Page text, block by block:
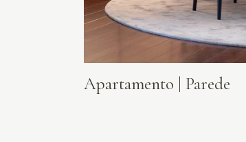
Apartamento | Parede